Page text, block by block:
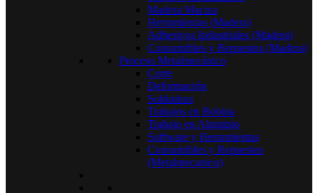
Madera Maciza
Herramientas (Madera)
Adhesivos Industriales (Madera)
Consumibles y Repuestos (Madera)
Proceso Metalmecánico
Corte
Deformación
Soldadura
Trabajos en Bobina
Trabajo en Aluminio
Software y Herramientas
Consumibles y Repuestos
(Metalmecanico)